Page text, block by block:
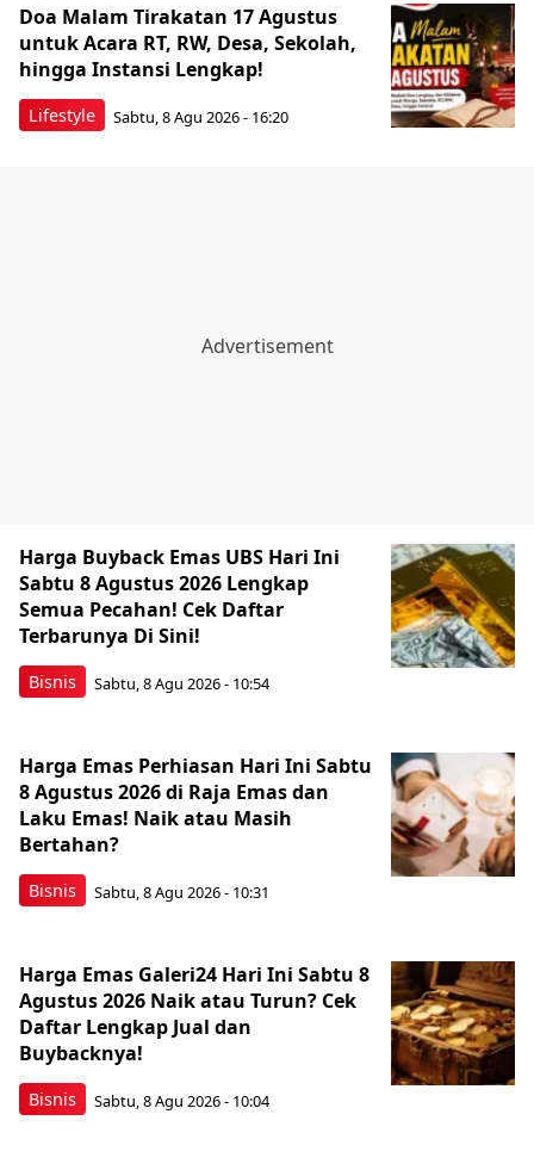
Lifestyle
Doa Malam Tirakatan 17 Agustus
untuk Acara RT, RW, Desa, Sekolah,
hingga Instansi Lengkap!
Sabtu, 8 Agu 2026 - 16:20
Bisnis
Harga Buyback Emas UBS Hari Ini
Sabtu 8 Agustus 2026 Lengkap
Semua Pecahan! Cek Daftar
Terbarunya Di Sini!
Sabtu, 8 Agu 2026 - 10:54
Bisnis
Harga Emas Perhiasan Hari Ini Sabtu
8 Agustus 2026 di Raja Emas dan
Laku Emas! Naik atau Masih
Bertahan?
Sabtu, 8 Agu 2026 - 10:31
Bisnis
Harga Emas Galeri24 Hari Ini Sabtu 8
Agustus 2026 Naik atau Turun? Cek
Daftar Lengkap Jual dan
Buybacknya!
Sabtu, 8 Agu 2026 - 10:04